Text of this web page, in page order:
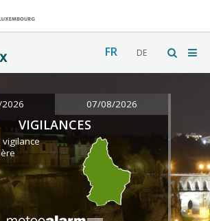
FR DE
07/08/2026
VIGILANCES